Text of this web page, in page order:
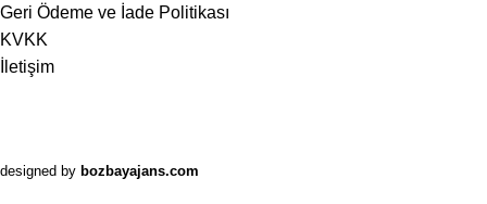
Geri Ödeme ve İade Politikası
KVKK
İletişim
designed by bozbayajans.com